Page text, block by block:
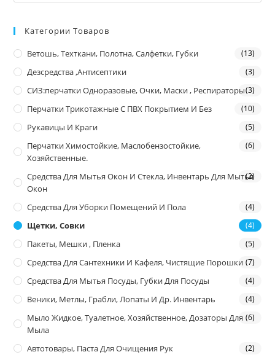
Категории Товаров
Ветошь, Техткани, Полотна, Салфетки, Губки (13)
Дезсредства ,антисептики (3)
СИЗ:перчатки Одноразовые, Очки, Маски , Респираторы(3)
Перчатки Трикотажные С ПВХ Покрытием И Без (10)
Рукавицы И Краги (5)
Перчатки Химостойкие, Маслобензостойкие,
Хозяйственные.
(6)
Средства Для Мытья Окон И Стекла, Инвентарь Для Мытья
Окон
(2)
Средства Для Уборки Помещений И Пола (4)
Щетки, Совки (4)
Пакеты, Мешки , Пленка (5)
Средства Для Сантехники И Кафеля, Чистящие Порошки (7)
Средства Для Мытья Посуды, Губки Для Посуды (4)
Веники, Метлы, Грабли, Лопаты И Др. Инвентарь (4)
Мыло Жидкое, Туалетное, Хозяйственное, Дозаторы Для
Мыла
(6)
Автотовары, Паста Для Очищения Рук (2)